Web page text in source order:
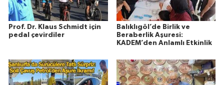
Prof. Dr. Klaus Schmidt için
pedal çevirdiler
Balıklıgöl’de Birlik ve
Beraberlik Aşuresi:
KADEM’den Anlamlı Etkinlik